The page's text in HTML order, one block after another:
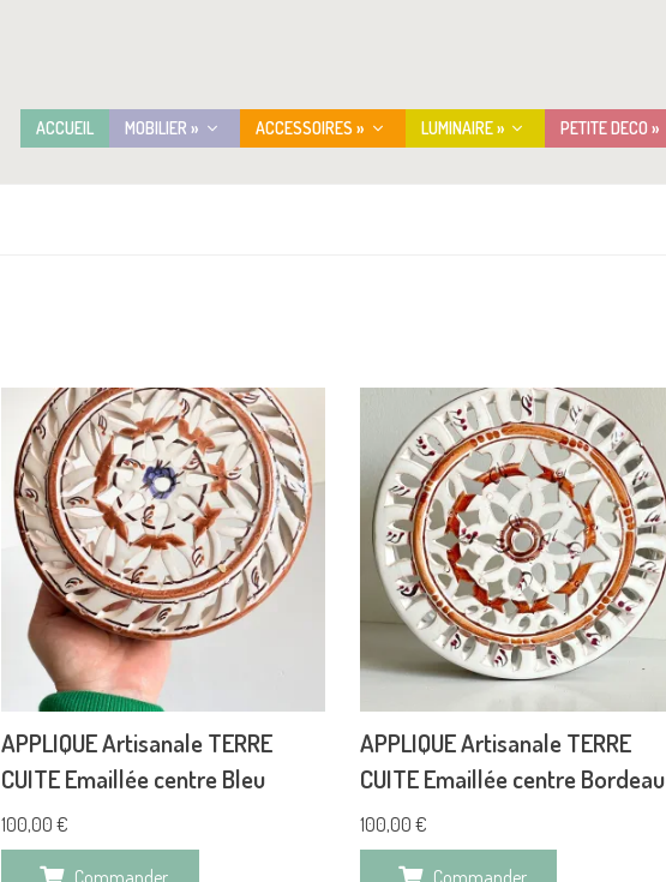
ACCUEIL MOBILIER » ACCESSOIRES » LUMINAIRE » PETITE DECO »
APPLIQUE Artisanale TERRE
CUITE Emaillée centre Bleu
100,00€
Commander
APPLIQUE Artisanale TERRE
CUITE Emaillée centre Bordeau
100,00 €
Commander